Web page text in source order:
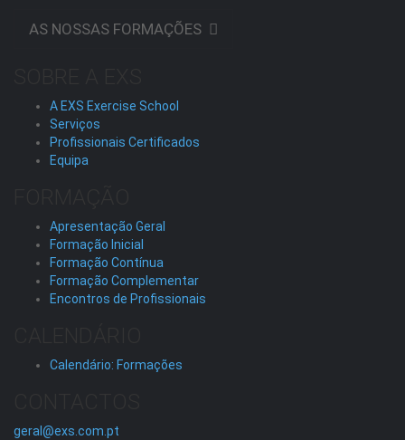
AS NOSSAS FORMAÇÕES
A EXS Exercise School
Serviços
Profissionais Certificados
Equipa
Apresentação Geral
Formação Inicial
Formação Contínua
Formação Complementar
Encontros de Profissionais
Calendário: Formações
geral@exs.com.pt